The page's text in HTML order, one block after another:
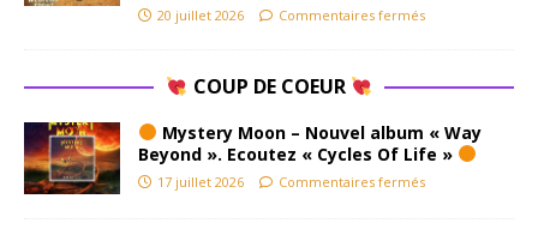
20 juillet 2026 Commentaires fermés
COUP DE COEUR
Mystery Moon – Nouvel album « Way
Beyond ». Ecoutez « Cycles Of Life »
17 juillet 2026 Commentaires fermés